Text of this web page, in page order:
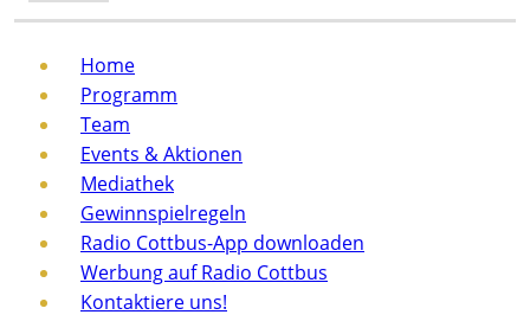
Home
Programm
Team
Events & Aktionen
Mediathek
Gewinnspielregeln
Radio Cottbus-App downloaden
Werbung auf Radio Cottbus
Kontaktiere uns!